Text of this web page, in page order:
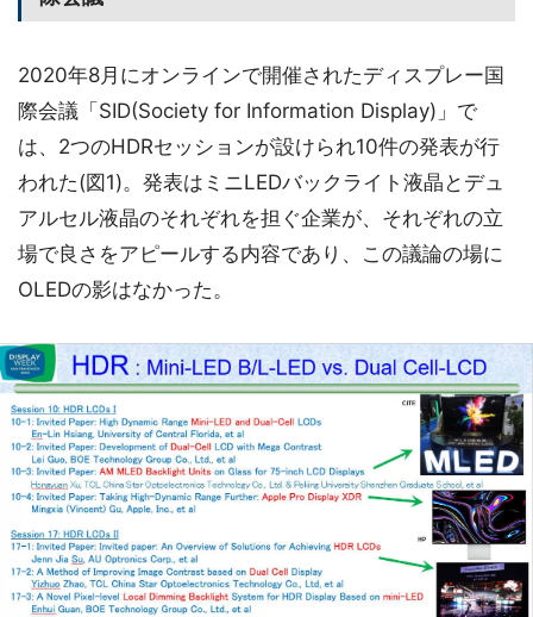
2020年8月にオンラインで開催されたディスプレー国
際会議「SID(Society for Information Display)」で
は、2つのHDRセッションが設けられ10件の発表が行
われた(図1)。発表はミニLEDバックライト液晶とデュ
アルセル液晶のそれぞれを担ぐ企業が、それぞれの立
場で良さをアピールする内容であり、この議論の場に
OLEDの影はなかった。